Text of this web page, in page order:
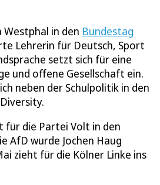
Westphal in den Bundestag
Lehrerin für Deutsch, Sport
setzt sich für eine
und offene Gesellschaft ein.
neben der Schulpolitik in den
für die Partei Volt in den
AfD wurde Jochen Haug
zieht für die Kölner Linke ins